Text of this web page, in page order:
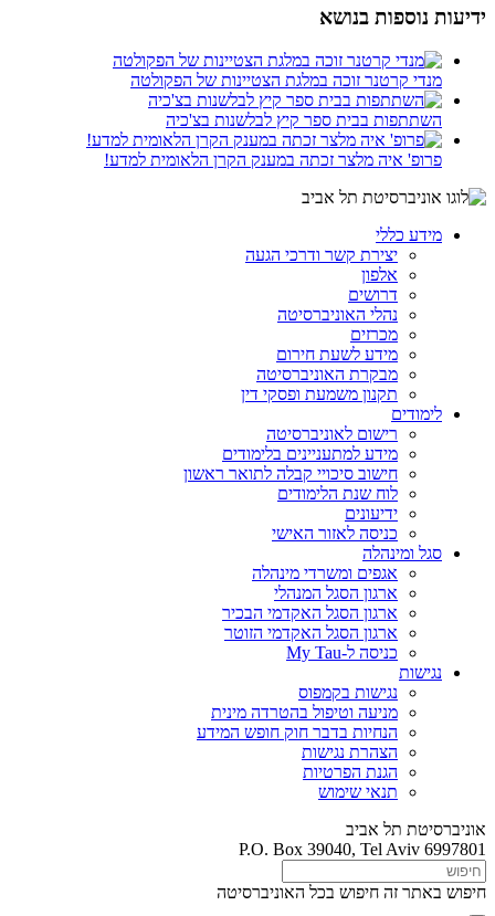
ידיעות נוספות בנושא
מנדי קרטנר זוכה במלגת הצטיינות של הפקולטה
השתתפות בבית ספר קיץ לבלשנות בצ'כיה
פרופ' איה מלצר זכתה במענק הקרן הלאומית למדע!
מידע כללי
יצירת קשר ודרכי הגעה
אלפון
דרושים
נהלי האוניברסיטה
מכרזים
מידע לשעת חירום
מבקרת האוניברסיטה
תקנון משמעת ופסקי דין
לימודים
רישום לאוניברסיטה
מידע למתעניינים בלימודים
חישוב סיכויי קבלה לתואר ראשון
לוח שנת הלימודים
ידיעונים
כניסה לאזור האישי
סגל ומינהלה
אגפים ומשרדי מינהלה
ארגון הסגל המנהלי
ארגון הסגל האקדמי הבכיר
ארגון הסגל האקדמי הזוטר
כניסה ל-My Tau
נגישות
נגישות בקמפוס
מניעה וטיפול בהטרדה מינית
הנחיות בדבר חוק חופש המידע
הצהרת נגישות
הגנת הפרטיות
תנאי שימוש
אוניברסיטת תל אביב
P.O. Box 39040, Tel Aviv 6997801
חיפוש באתר זה חיפוש בכל האוניברסיטה